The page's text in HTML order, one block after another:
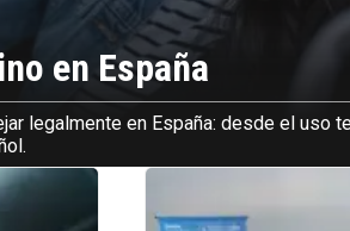
en España
legalmente en España: desde el uso